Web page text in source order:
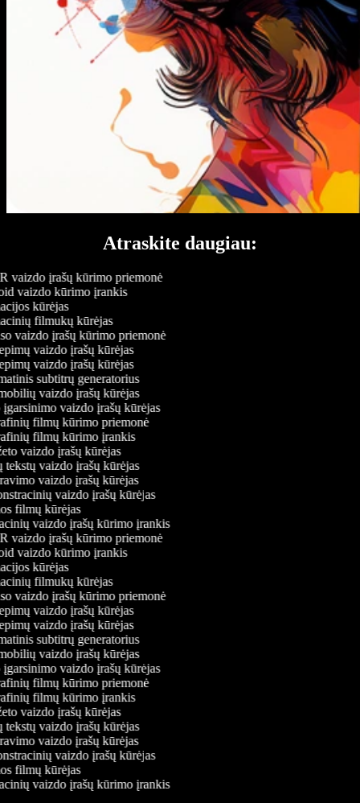
Atraskite daugiau:
vaizdo įrašų kūrimo priemonė
vaizdo kūrimo įrankis
kūrėjas
filmukų kūrėjas
vaizdo įrašų kūrimo priemonė
vaizdo įrašų kūrėjas
vaizdo įrašų kūrėjas
subtitrų generatorius
vaizdo įrašų kūrėjas
vaizdo įrašų kūrėjas
filmų kūrimo priemonė
filmų kūrimo įrankis
vaizdo įrašų kūrėjas
vaizdo įrašų kūrėjas
vaizdo įrašų kūrėjas
vaizdo įrašų kūrėjas
filmų kūrėjas
vaizdo įrašų kūrimo įrankis
vaizdo įrašų kūrimo priemonė
vaizdo kūrimo įrankis
kūrėjas
filmukų kūrėjas
vaizdo įrašų kūrimo priemonė
vaizdo įrašų kūrėjas
vaizdo įrašų kūrėjas
subtitrų generatorius
vaizdo įrašų kūrėjas
vaizdo įrašų kūrėjas
filmų kūrimo priemonė
filmų kūrimo įrankis
vaizdo įrašų kūrėjas
vaizdo įrašų kūrėjas
vaizdo įrašų kūrėjas
vaizdo įrašų kūrėjas
filmų kūrėjas
vaizdo įrašų kūrimo įrankis